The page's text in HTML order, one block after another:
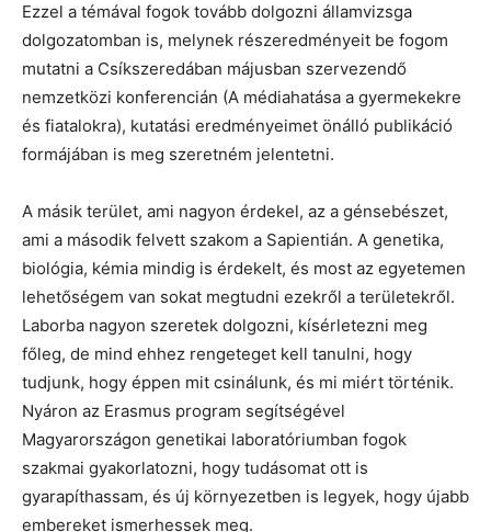
Ezzel a témával fogok tovább dolgozni államvizsga
dolgozatomban is, melynek részeredményeit be fogom
mutatni a Csíkszeredában májusban szervezendő
nemzetközi konferencián (A médiahatása a gyermekekre
és fiatalokra), kutatási eredményeimet önálló publikáció
formájában is meg szeretném jelentetni.
A másik terület, ami nagyon érdekel, az a génsebészet,
ami a második felvett szakom a Sapientián. A genetika,
biológia, kémia mindig is érdekelt, és most az egyetemen
lehetőségem van sokat megtudni ezekről a területekről.
Laborba nagyon szeretek dolgozni, kísérletezni meg
főleg, de mind ehhez rengeteget kell tanulni, hogy
tudjunk, hogy éppen mit csinálunk, és mi miért történik.
Nyáron az Erasmus program segítségével
Magyarországon genetikai laboratóriumban fogok
szakmai gyakorlatozni, hogy tudásomat ott is
gyarapíthassam, és új környezetben is legyek, hogy újabb
embereket ismerhessek meg.